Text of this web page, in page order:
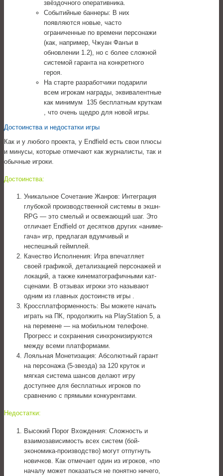
звёздочного оперативника.
Событийные баннеры: В них
появляются новые, часто
ограниченные по времени персонажи
(как, например, Чжуан Фанъи в
обновлении 1.2), но с более сложной
системой гаранта на конкретного
героя.
На старте разработчики подарили
всем игрокам награды, эквивалентные
как минимум 135 бесплатным круткам
, что очень щедро для новой игры.
Достоинства и недостатки игры
Как и у любого проекта, у Endfield есть свои плюсы
и минусы, которые отмечают как журналисты, так и
обычные игроки.
Достоинства:
Уникальное Сочетание Жанров: Интеграция
глубокой производственной системы в экшн-
RPG — это смелый и освежающий шаг. Это
отличает Endfield от десятков других «аниме-
гача» игр, предлагая вдумчивый и
неспешный геймплей.
Качество Исполнения: Игра впечатляет
своей графикой, детализацией персонажей и
локаций, а также кинематографичными кат-
сценами. В отзывах игроки это называют
одним из главных достоинств игры .
Кроссплатформенность: Вы можете начать
играть на ПК, продолжить на PlayStation 5, а
на перемене — на мобильном телефоне.
Прогресс и сохранения синхронизируются
между всеми платформами.
Лояльная Монетизация: Абсолютный гарант
на персонажа (5-звезда) за 120 круток и
мягкая система шансов делают игру
доступнее для бесплатных игроков по
сравнению с прямыми конкурентами.
Недостатки:
Высокий Порог Вхождения: Сложность и
взаимозависимость всех систем (бой-
экономика-производство) могут отпугнуть
новичков. Как отмечает один из игроков, «по
началу может показаться не понятно ничего,